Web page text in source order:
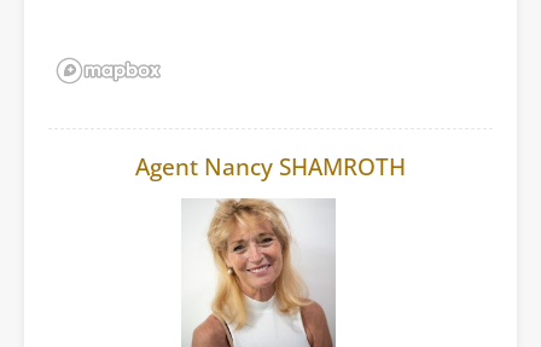
Agent Nancy SHAMROTH